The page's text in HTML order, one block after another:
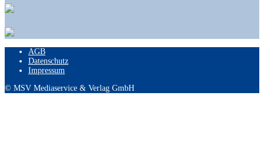
AGB
Datenschutz
Impressum
© MSV Mediaservice & Verlag GmbH